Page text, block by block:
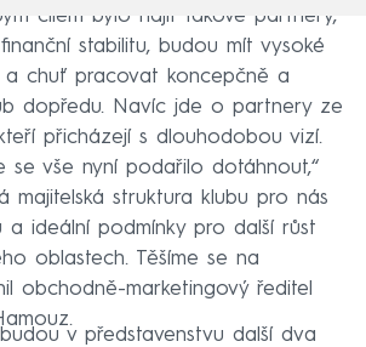
cílem bylo najít takové partnery,
stabilitu, budou mít vysoké
a chuť pracovat koncepčně a
dopředu. Navíc jde o partnery ze
přicházejí s dlouhodobou vizí.
se vše nyní podařilo dotáhnout,“
majitelská struktura klubu pro nás
a ideální podmínky pro další růst
oblastech. Těšíme se na
obchodně-marketingový ředitel
v představenstvu další dva